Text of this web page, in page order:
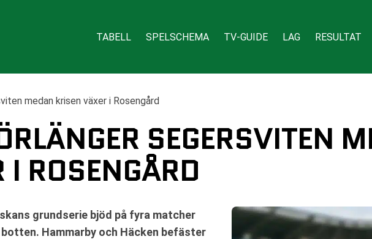
TABELL SPELSCHEMA TV-GUIDE LAG RESULTAT
medan krisen växer i Rosengård
SEGERSVITEN
ROSENGÅRD
grundserie bjöd på fyra matcher
Hammarby och Häcken befäster